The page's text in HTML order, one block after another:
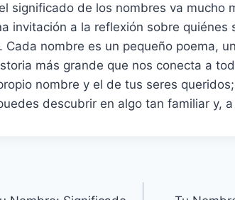
significado de los nombres va mucho
invitación a la reflexión sobre
Cada nombre es un pequeño poema,
más grande que nos conecta a
nombre y el de tus seres
descubrir en algo tan familiar y,